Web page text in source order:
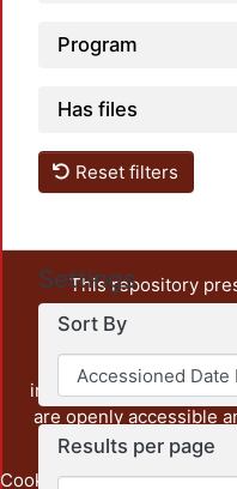
Program
Has files
Reset filters
Settings
Sort By
Results per page
This repository
unrestricted open
output of UAM
administrative and
institution, as well as
are openly accessible
Cookie Privacy End